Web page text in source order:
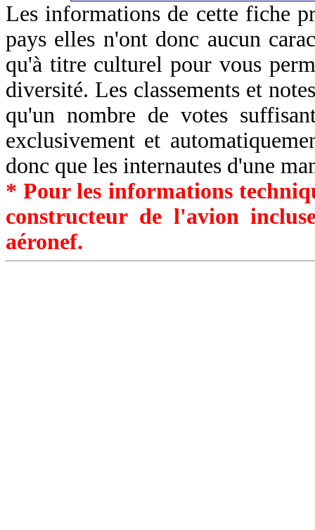
Les informations de cette fiche
pays elles n'ont donc aucun
qu'à titre culturel pour vous
diversité. Les classements et
qu'un nombre de votes
exclusivement et
donc que les internautes d'une
* Pour les informations
constructeur de l'avion
aéronef.